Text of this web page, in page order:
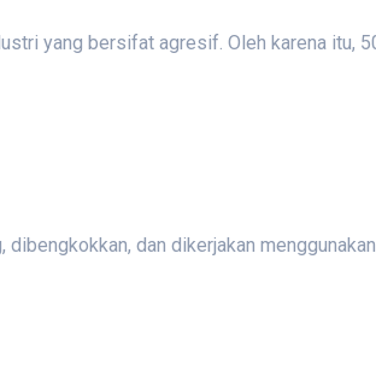
yang bersifat agresif. Oleh karena itu,
dan dikerjakan